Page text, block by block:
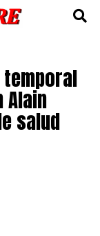
Alain
salud